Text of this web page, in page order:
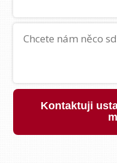
Kontaktuji